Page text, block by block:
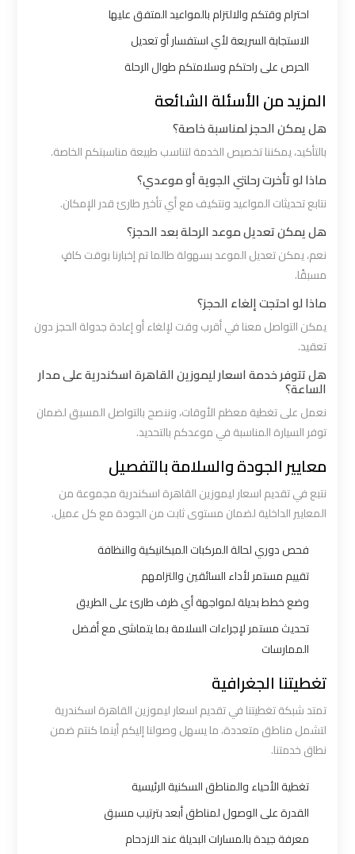
احترام وقتكم والالتزام بالمواعيد المتفق عليها
الاستجابة السريعة لأي استفسار أو تعديل
الحرص على راحتكم وسلامتكم طوال الرحلة
المزيد من الأسئلة الشائعة
هل يمكن الحجز لمناسبة خاصة؟
بالتأكيد، يمكننا تخصيص الخدمة لتناسب طبيعة مناسبتكم الخاصة.
ماذا لو تأخرت رحلتي الجوية أو موعدي؟
نتابع تحديثات المواعيد ونتكيف مع أي تأخير طارئ قدر الإمكان.
هل يمكن تعديل موعد الرحلة بعد الحجز؟
نعم، يمكن تعديل الموعد بسهولة طالما تم إخبارنا بوقت كافٍ
مسبقًا.
ماذا لو احتجت إلغاء الحجز؟
يمكن التواصل معنا في أقرب وقت لإلغاء أو إعادة جدولة الحجز دون
تعقيد.
هل تتوفر خدمة اسعار ليموزين القاهرة اسكندرية على مدار
الساعة؟
نعمل على تغطية معظم الأوقات، وننصح بالتواصل المسبق لضمان
توفر السيارة المناسبة في موعدكم بالتحديد.
معايير الجودة والسلامة بالتفصيل
نتبع في تقديم اسعار ليموزين القاهرة اسكندرية مجموعة من
المعايير الداخلية لضمان مستوى ثابت من الجودة مع كل عميل.
فحص دوري لحالة المركبات الميكانيكية والنظافة
تقييم مستمر لأداء السائقين والتزامهم
وضع خطط بديلة لمواجهة أي ظرف طارئ على الطريق
تحديث مستمر لإجراءات السلامة بما يتماشى مع أفضل
الممارسات
تغطيتنا الجغرافية
تمتد شبكة تغطيتنا في تقديم اسعار ليموزين القاهرة اسكندرية
لتشمل مناطق متعددة، ما يسهل وصولنا إليكم أينما كنتم ضمن
نطاق خدمتنا.
تغطية الأحياء والمناطق السكنية الرئيسية
القدرة على الوصول لمناطق أبعد بترتيب مسبق
معرفة جيدة بالمسارات البديلة عند الازدحام
الاسكندريه
مطروح
ليموزين
الأحمر
القاهرة
ليموزين
السخنة
ليموزين
القاهرة
اسكندرية
ليموزين
المطار
ليموزين
اكتوبر